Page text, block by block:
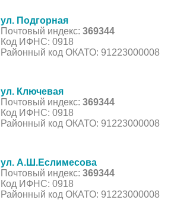
ул. Подгорная
Почтовый индекс: 369344
Код ИФНС: 0918
Районный код ОКАТО: 91223000008
ул. Ключевая
Почтовый индекс: 369344
Код ИФНС: 0918
Районный код ОКАТО: 91223000008
ул. А.Ш.Еслимесова
Почтовый индекс: 369344
Код ИФНС: 0918
Районный код ОКАТО: 91223000008